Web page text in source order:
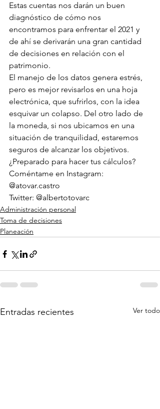
Estas cuentas nos darán un buen
diagnóstico de cómo nos
encontramos para enfrentar el 2021 y
de ahí se derivarán una gran cantidad
de decisiones en relación con el
patrimonio.
El manejo de los datos genera estrés,
pero es mejor revisarlos en una hoja
electrónica, que sufrirlos, con la idea
esquivar un colapso. Del otro lado de
la moneda, si nos ubicamos en una
situación de tranquilidad, estaremos
seguros de alcanzar los objetivos.
¿Preparado para hacer tus cálculos?
Coméntame en Instagram:
@atovar.castro
Twitter: @albertotovarc
Administración personal
Toma de decisiones
Planeación
Entradas recientes Ver todo